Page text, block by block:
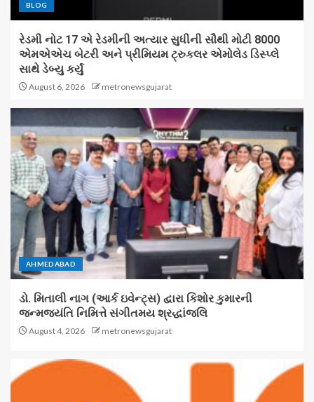
BLOG
રેડમી નોટ 17 એ રેડમીની અત્યાર સુધીની સૌથી મોટી 8000
એમએએચ બેટરી અને પ્રીમિયમ ટ્રુકલર એમોલેડ ડિસ્પ્લે
સાથે ડેબ્યુ કર્યું
August 6, 2026 metronewsgujarat
AHMEDABAD
ડો. મિતાલી નાગ (આર્ક ઇવેન્ટ્સ) દ્વારા કિશોર કુમારની
જન્મજયંતિ નિમિત્તે સંગીતમય શ્રદ્ધાંજલિ
August 4, 2026 metronewsgujarat